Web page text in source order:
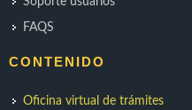
FAQS
CONTENIDO
Oficina virtual de trámites